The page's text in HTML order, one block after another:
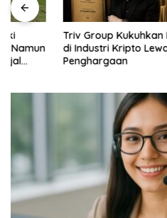
Triv Group Kukuhkan Posisi
di Industri Kripto Lewat Lima
Penghargaan